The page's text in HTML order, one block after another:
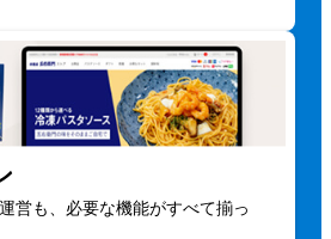
営も、必要な機能がすべて揃っ